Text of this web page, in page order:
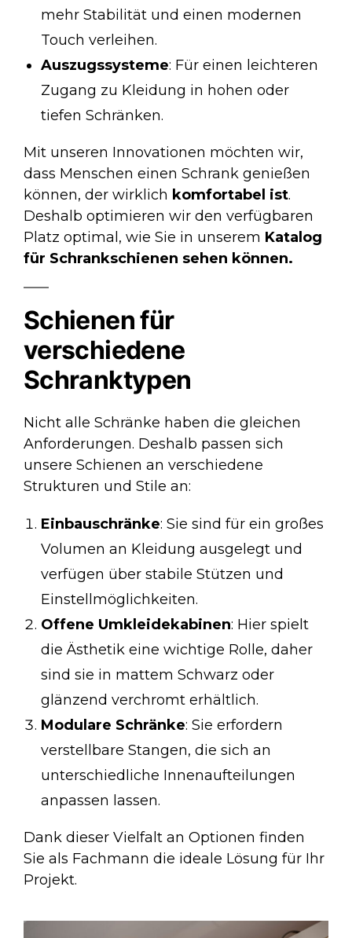
mehr Stabilität und einen modernen
Touch verleihen.
Auszugssysteme: Für einen leichteren
Zugang zu Kleidung in hohen oder
tiefen Schränken.
Mit unseren Innovationen möchten wir,
dass Menschen einen Schrank genießen
können, der wirklich komfortabel ist.
Deshalb optimieren wir den verfügbaren
Platz optimal, wie Sie in unserem Katalog
für Schrankschienen sehen können.
Schienen für
verschiedene
Schranktypen
Nicht alle Schränke haben die gleichen
Anforderungen. Deshalb passen sich
unsere Schienen an verschiedene
Strukturen und Stile an:
Einbauschränke: Sie sind für ein großes
Volumen an Kleidung ausgelegt und
verfügen über stabile Stützen und
Einstellmöglichkeiten.
Offene Umkleidekabinen: Hier spielt
die Ästhetik eine wichtige Rolle, daher
sind sie in mattem Schwarz oder
glänzend verchromt erhältlich.
Modulare Schränke: Sie erfordern
verstellbare Stangen, die sich an
unterschiedliche Innenaufteilungen
anpassen lassen.
Dank dieser Vielfalt an Optionen finden
Sie als Fachmann die ideale Lösung für Ihr
Projekt.